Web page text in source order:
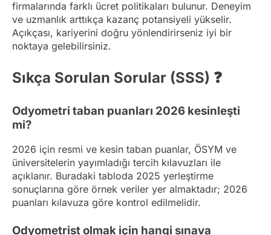
firmalarında farklı ücret politikaları bulunur. Deneyim
ve uzmanlık arttıkça kazanç potansiyeli yükselir.
Açıkçası, kariyerini doğru yönlendirirseniz iyi bir
noktaya gelebilirsiniz.
Sıkça Sorulan Sorular (SSS) ❓
Odyometri taban puanları 2026 kesinleşti
mi?
2026 için resmi ve kesin taban puanlar, ÖSYM ve
üniversitelerin yayımladığı tercih kılavuzları ile
açıklanır. Buradaki tabloda 2025 yerleştirme
sonuçlarına göre örnek veriler yer almaktadır; 2026
puanları kılavuza göre kontrol edilmelidir.
Odyometrist olmak için hangi sınava